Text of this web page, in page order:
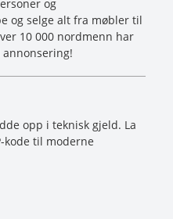
og
og selge alt fra møbler til
10 000 nordmenn har
opp i teknisk gjeld. La
kode til moderne